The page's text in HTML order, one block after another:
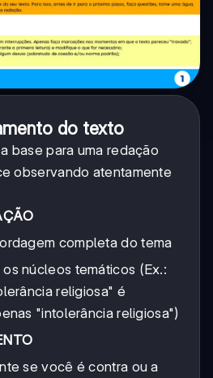
do texto
base para uma redação
observando atentamente
completa do tema
núcleos temáticos (Ex.:
religiosa" é
"intolerância religiosa")
se você é contra ou a